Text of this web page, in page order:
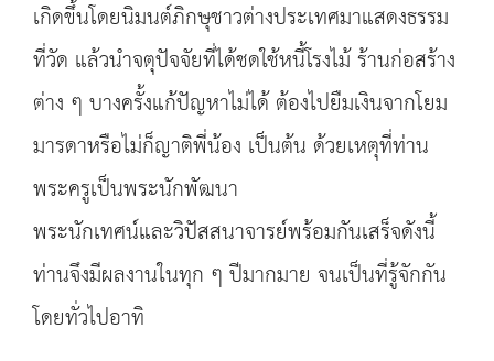
เกิดขึ้นโดยนิมนต์ภิกษุชาวต่างประเทศมาแสดงธรรม
ที่วัด แล้วนำจตุปัจจัยที่ได้ชดใช้หนี้โรงไม้ ร้านก่อสร้าง
ต่าง ๆ บางครั้งแก้ปัญหาไม่ได้ ต้องไปยืมเงินจากโยม
มารดาหรือไม่ก็ญาติพี่น้อง เป็นต้น ด้วยเหตุที่ท่าน
พระครูเป็นพระนักพัฒนา
พระนักเทศน์และวิปัสสนาจารย์พร้อมกันเสร็จดังนี้
ท่านจึงมีผลงานในทุก ๆ ปีมากมาย จนเป็นที่รู้จักกัน
โดยทั่วไปอาทิ